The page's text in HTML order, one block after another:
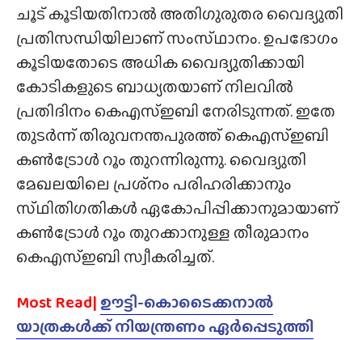
ചൂട് കൂടിയതിനാൽ അതിഗുരുതര വൈദ്യുതി
പ്രതിസന്ധിയിലാണ് സംസ്‌ഥാനം. ഉപഭോഗം
കൂടിയതോടെ അധിക വൈദ്യുതിക്കായി
കോടികളുടെ ബാധ്യതയാണ് നിലവിൽ
പ്രതിദിനം കെഎസ്ഇബി നേരിടുന്നത്. ഇതേ
തുടർന്ന് തിരുവനന്തപുരത്ത് കെഎസ്ഇബി
കൺട്രോൾ റൂം തുറന്നിരുന്നു. വൈദ്യുതി
മേഖലയിലെ പ്രശ്‌നം പരിഹരിക്കാനും
സ്‌ഥിതിഗതികൾ ഏകോപിപ്പിക്കാനുമായാണ്
കൺട്രോൾ റൂം തുറക്കാനുള്ള തീരുമാനം
കെഎസ്ഇബി സ്വീകരിച്ചത്.
Most Read| ഊട്ടി-കൊടൈക്കനാൽ
യാത്രകൾക്ക് നിയന്ത്രണം ഏർപ്പെടുത്തി